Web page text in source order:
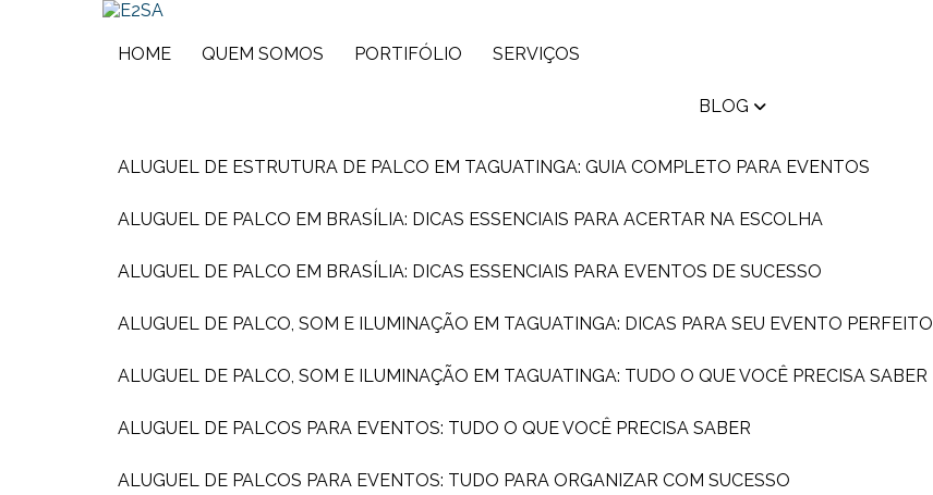
HOME QUEM SOMOS PORTIFÓLIO SERVIÇOS
BLOG
ALUGUEL DE ESTRUTURA DE PALCO EM TAGUATINGA: GUIA COMPLETO PARA EVENTOS
ALUGUEL DE PALCO EM BRASÍLIA: DICAS ESSENCIAIS PARA ACERTAR NA ESCOLHA
ALUGUEL DE PALCO EM BRASÍLIA: DICAS ESSENCIAIS PARA EVENTOS DE SUCESSO
ALUGUEL DE PALCO, SOM E ILUMINAÇÃO EM TAGUATINGA: DICAS PARA SEU EVENTO PERFEITO
ALUGUEL DE PALCO, SOM E ILUMINAÇÃO EM TAGUATINGA: TUDO O QUE VOCÊ PRECISA SABER
ALUGUEL DE PALCOS PARA EVENTOS: TUDO O QUE VOCÊ PRECISA SABER
ALUGUEL DE PALCOS PARA EVENTOS: TUDO PARA ORGANIZAR COM SUCESSO